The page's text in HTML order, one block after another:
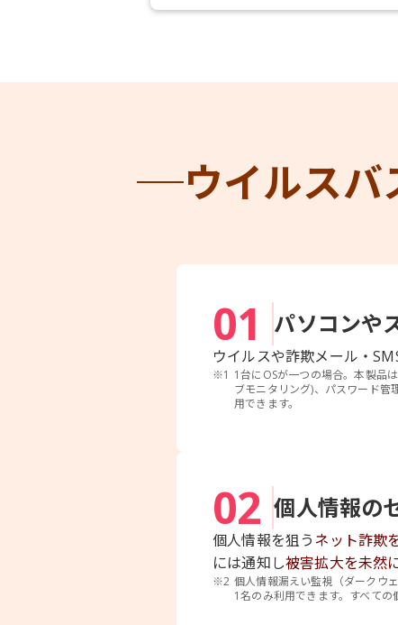
ウイルスバ
01 パソコンや
ウイルスや詐欺メール・
※1 1台にOSが一つの場合。本製品
ブモニタリング)、パスワード管
用できます。
02 個人情報の
個人情報を狙うネット詐欺
には通知し被害拡大を未然
※2 個人情報漏えい監視（ダークウ
1名のみ利用できます。すべての